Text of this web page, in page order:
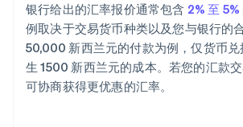
银行给出的汇率报价通常包含 2% 至 5%
例取决于交易货币种类以及您与银行的
50,000 新西兰元的付款为例，仅货币
生 1500 新西兰元的成本。若您的汇款
可协商获得更优惠的汇率。